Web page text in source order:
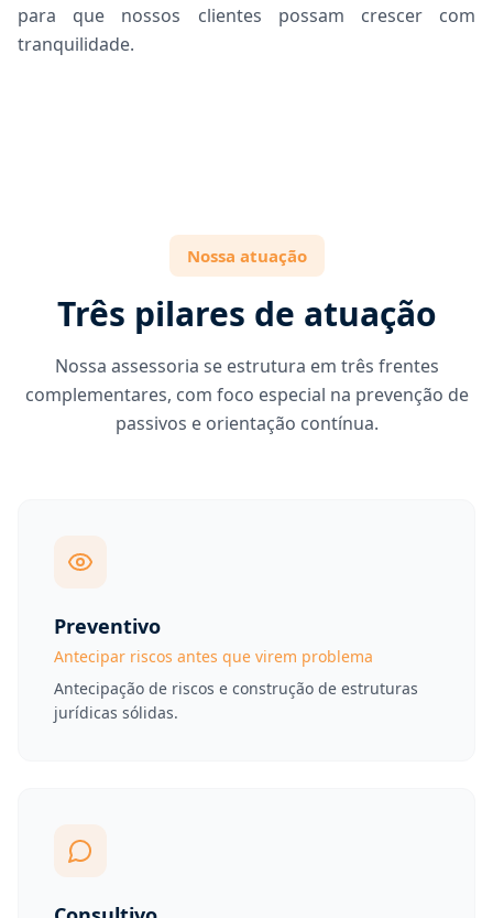
para que nossos clientes possam crescer com
tranquilidade.
Nossa atuação
Três pilares de atuação
Nossa assessoria se estrutura em três frentes
complementares, com foco especial na prevenção de
passivos e orientação contínua.
Preventivo
Antecipar riscos antes que virem problema
Antecipação de riscos e construção de estruturas
jurídicas sólidas.